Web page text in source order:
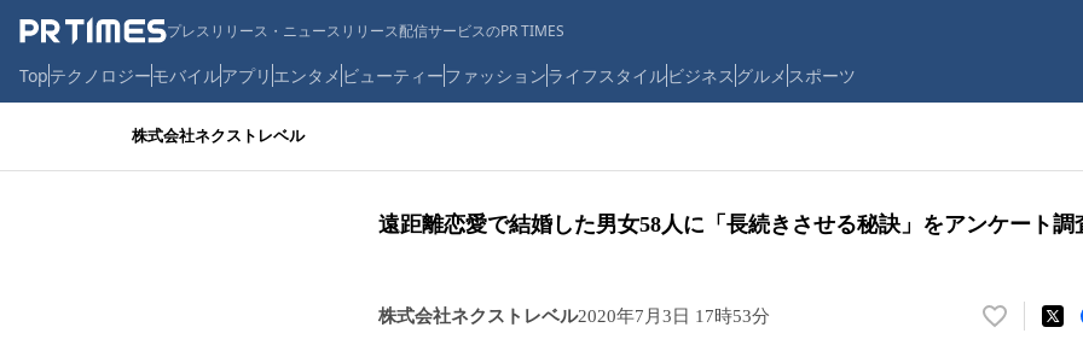
プレスリリース・ニュースリリース配信サービスのPR TIMES
Topテクノロジーモバイルアプリ エンタメ ビューティーファッションライフスタイルビジネス グルメ スポーツ
株式会社ネクストレベル
遠距離恋愛で結婚した男女58人に「長続きさせる秘訣」をアンケート調
株式会社ネクストレベル2020年7月3日 17時53分
い